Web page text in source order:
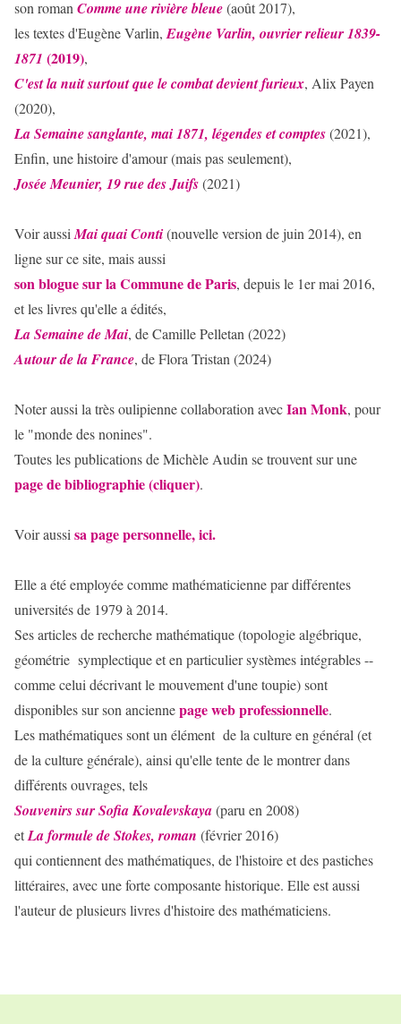
son roman Comme une rivière bleue(août 2017),
les textes d'Eugène Varlin, Eugène Varlin, ouvrier relieur 1839-
1871 (2019),
C'est la nuit surtout que le combat devient furieux, Alix Payen
(2020),
La Semaine sanglante, mai 1871, légendes et comptes(2021),
Enfin, une histoire d'amour (mais pas seulement),
Josée Meunier, 19 rue des Juifs(2021)
Voir aussi Mai quai Conti(nouvelle version de juin 2014), en
ligne sur ce site, mais aussi
son blogue sur la Commune de Paris, depuis le 1er mai 2016,
et les livres qu'elle a édités,
La Semaine de Mai, de Camille Pelletan (2022)
Autour de la France, de Flora Tristan (2024)
Noter aussi la très oulipienne collaboration avecIan Monk, pour
le "monde des nonines".
Toutes les publications de Michèle Audin se trouvent sur une
page de bibliographie (cliquer).
Voir aussi sa page personnelle, ici.
Elle a été employée comme mathématicienne par différentes
universités de 1979 à 2014.
Ses articles de recherche mathématique (topologie algébrique,
géométrie symplectique et en particulier systèmes intégrables --
comme celui décrivant le mouvement d'une toupie) sont
disponibles sur son anciennepage web professionnelle.
Les mathématiques sont un élément de la culture en général (et
de la culture générale), ainsi qu'elle tente de le montrer dans
différents ouvrages, tels
Souvenirs sur Sofia Kovalevskaya(paru en 2008)
etLa formule de Stokes, roman (février 2016)
qui contiennent des mathématiques, de l'histoire et des pastiches
littéraires, avec une forte composante historique. Elle est aussi
l'auteur de plusieurs livres d'histoire des mathématiciens.